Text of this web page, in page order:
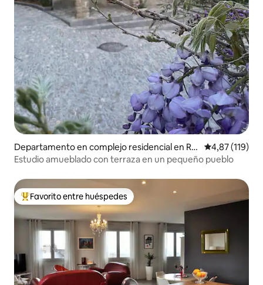
Departamento en complejo residencial en Ro
miguières
Calificación
4,87 (119)
Estudio amueblado con terraza en un pequeño pueblo
Favorito entre los huéspedes más destacados
Favorito entre huéspedes